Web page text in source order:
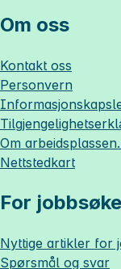
Om oss
Kontakt oss
Personvern
Om
Nettstedkart
For
Nyttige artikler for
Spørsmål og svar